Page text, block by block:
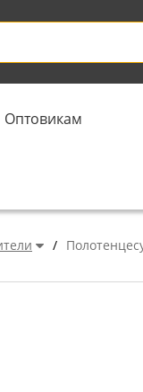
Оптовикам
/